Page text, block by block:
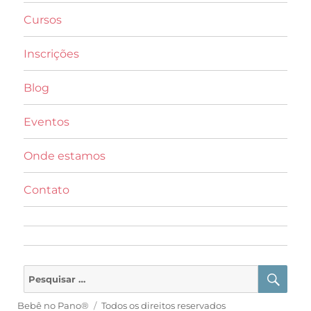
Cursos
Inscrições
Blog
Eventos
Onde estamos
Contato
por:
Bebê no Pano® Todos os direitos reservados